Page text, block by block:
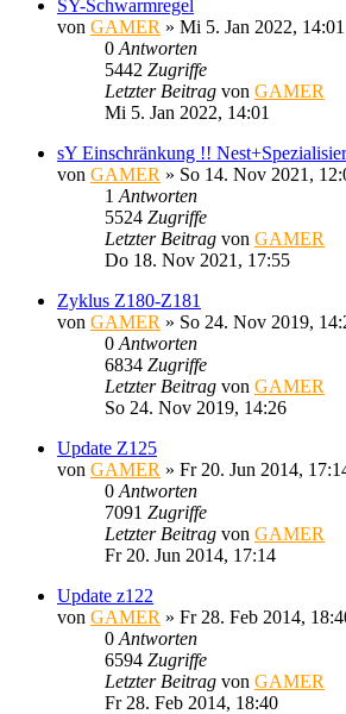
SY-Schwarmregel
von GAMER » Mi 5. Jan 2022, 14:01
0 Antworten
5442 Zugriffe
Letzter Beitrag von GAMER
Mi 5. Jan 2022, 14:01
sY Einschränkung !!
von GAMER » So 14. Nov 2021,
1 Antworten
5524 Zugriffe
Letzter Beitrag von GAMER
Do 18. Nov 2021, 17:55
Zyklus Z180-Z181
von GAMER » So 24. Nov 2019,
0 Antworten
6834 Zugriffe
Letzter Beitrag von GAMER
So 24. Nov 2019, 14:26
Update Z125
von GAMER » Fr 20. Jun 2014,
0 Antworten
7091 Zugriffe
Letzter Beitrag von GAMER
Fr 20. Jun 2014, 17:14
Update z122
von GAMER » Fr 28. Feb 2014,
0 Antworten
6594 Zugriffe
Letzter Beitrag von GAMER
Fr 28. Feb 2014, 18:40